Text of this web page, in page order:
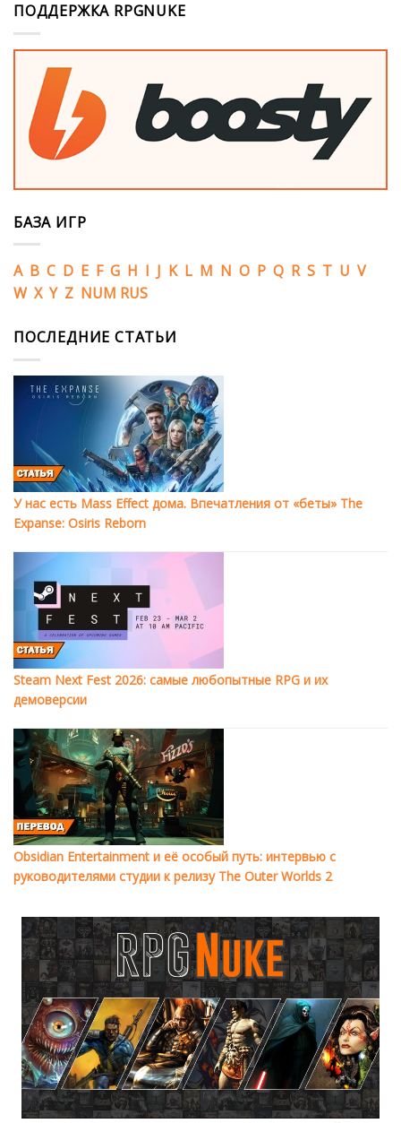
ПОДДЕРЖКА RPGNUKE
БАЗА ИГР
A B C D E F G H I J K L M N O P Q R S T U V
W X Y Z NUM RUS
ПОСЛЕДНИЕ СТАТЬИ
У нас есть Mass Effect дома. Впечатления от «беты» The
Expanse: Osiris Reborn
Steam Next Fest 2026: самые любопытные RPG и их
демоверсии
Obsidian Entertainment и её особый путь: интервью с
руководителями студии к релизу The Outer Worlds 2